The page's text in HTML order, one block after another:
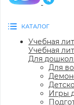
КАТАЛОГ
Учебная
Учебная
Для
Для
Игры